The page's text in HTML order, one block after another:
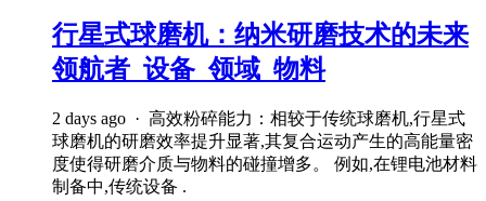
行星式球磨机：纳米研磨技术的未来
领航者_设备_领域_物料
2 days ago · 高效粉碎能力：相较于传统球磨机,行星式
球磨机的研磨效率提升显著,其复合运动产生的高能量密
度使得研磨介质与物料的碰撞增多。 例如,在锂电池材料
制备中,传统设备 .